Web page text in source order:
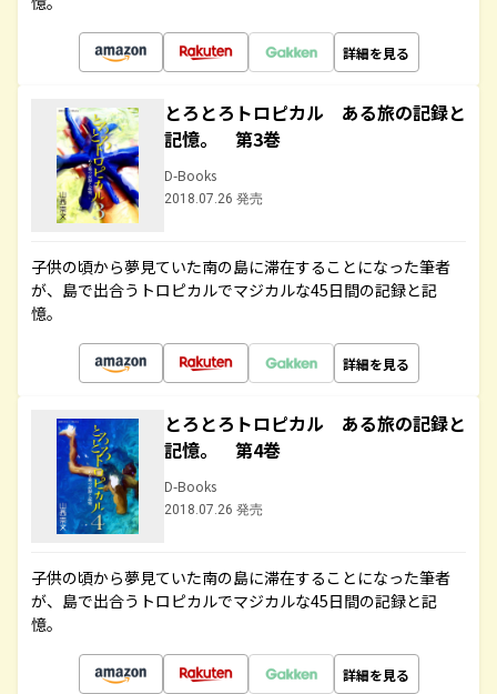
詳細を見る
とろとろトロピカル ある旅の記録と
記憶。 第3巻
D-Books
2018.07.26 発売
子供の頃から夢見ていた南の島に滞在することになった筆者
が、島で出合うトロピカルでマジカルな45日間の記録と記
憶。
詳細を見る
とろとろトロピカル ある旅の記録と
記憶。 第4巻
D-Books
2018.07.26 発売
子供の頃から夢見ていた南の島に滞在することになった筆者
が、島で出合うトロピカルでマジカルな45日間の記録と記
憶。
詳細を見る